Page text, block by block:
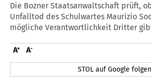
Die Bozner Staatsanwaltschaft prüft,
Unfalltod des Schulwartes Maurizio
mögliche Verantwortlichkeit Dritter
STOL auf Google folgen